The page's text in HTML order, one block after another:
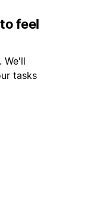
feel
We'll
tasks